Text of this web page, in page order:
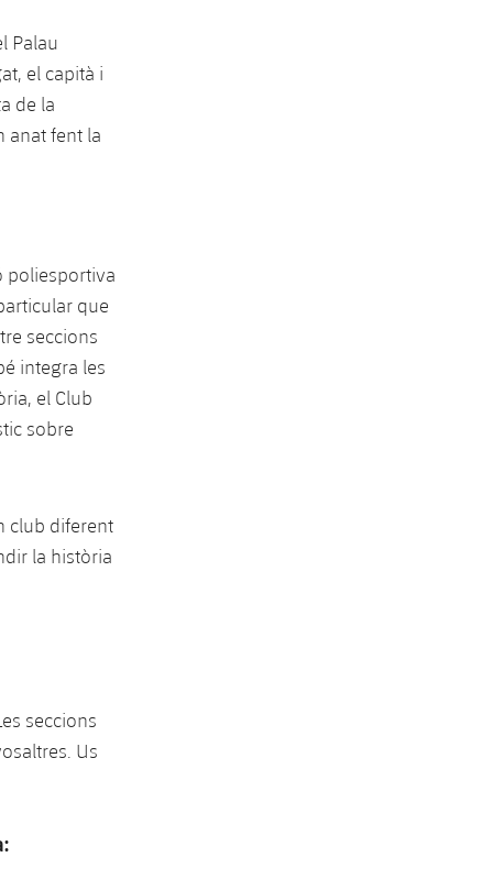
Palau
el capità i
de la
anat fent la
poliesportiva
que
seccions
integra les
el Club
sobre
club diferent
la història
seccions
Us